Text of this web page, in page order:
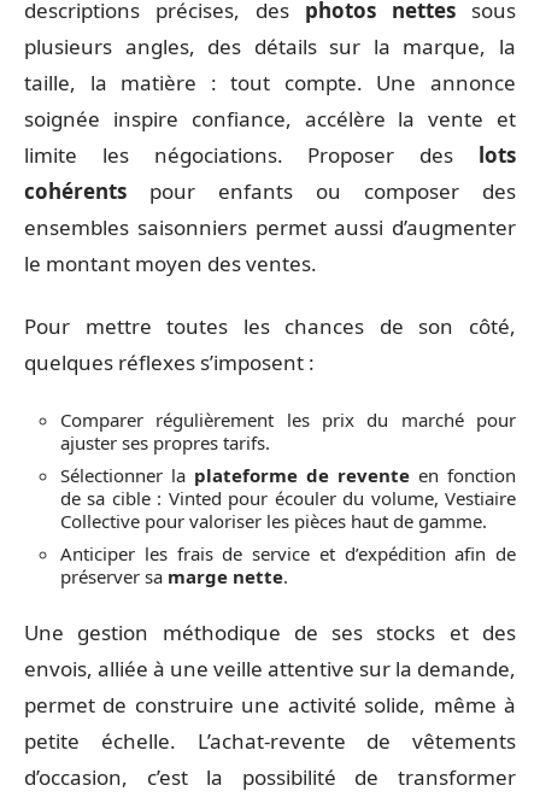
descriptions précises, des photos nettes sous
plusieurs angles, des détails sur la marque, la
taille, la matière : tout compte. Une annonce
soignée inspire confiance, accélère la vente et
limite les négociations. Proposer des lots
cohérents pour enfants ou composer des
ensembles saisonniers permet aussi d’augmenter
le montant moyen des ventes.
Pour mettre toutes les chances de son côté,
quelques réflexes s’imposent :
Comparer régulièrement les prix du marché pour
ajuster ses propres tarifs.
Sélectionner la plateforme de revente en fonction
de sa cible : Vinted pour écouler du volume, Vestiaire
Collective pour valoriser les pièces haut de gamme.
Anticiper les frais de service et d’expédition afin de
préserver sa marge nette.
Une gestion méthodique de ses stocks et des
envois, alliée à une veille attentive sur la demande,
permet de construire une activité solide, même à
petite échelle. L’achat-revente de vêtements
d’occasion, c’est la possibilité de transformer